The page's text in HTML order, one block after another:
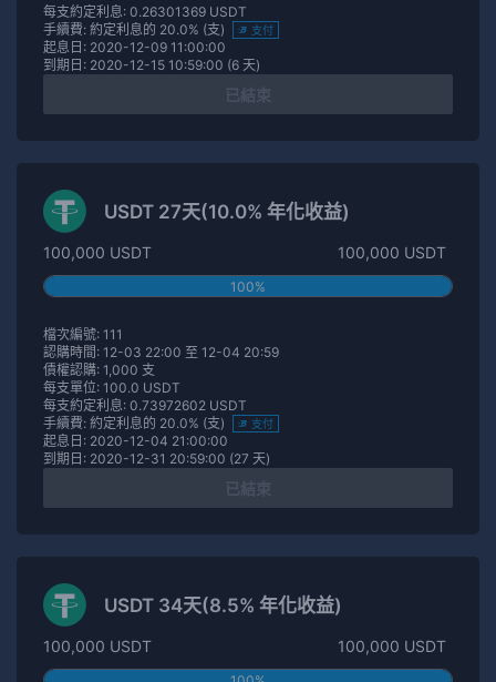
每支約定利息: 0.26301369 USDT
手續費: 約定利息的 20.0% (支)
支付
起息日: 2020-12-09 11:00:00
到期日: 2020-12-15 10:59:00 (6 天)
USDT 27天(10.0% 年化收益)
100,000 USDT 100,000 USDT
100%
檔次編號: 111
認購時間: 12-03 22:00 至 12-04 20:59
債權認購: 1,000 支
每支單位: 100.0 USDT
每支約定利息: 0.73972602 USDT
手續費: 約定利息的 20.0% (支)
支付
起息日: 2020-12-04 21:00:00
到期日: 2020-12-31 20:59:00 (27 天)
USDT 34天(8.5% 年化收益)
100,000 USDT 100,000 USDT